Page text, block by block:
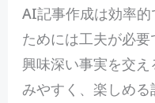
AI記事作成は効率的
ためには工夫が必
興味深い事実を交
みやすく、楽しめ